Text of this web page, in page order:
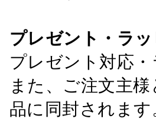
プレゼント・ラ
プレゼント対応
また、ご注文主
品に同封されます